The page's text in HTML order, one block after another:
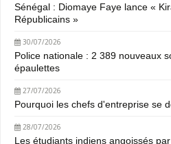
Sénégal : Diomaye Faye lance «
Républicains »
30/07/2026
Police nationale : 2 389 nouveaux
épaulettes
27/07/2026
Pourquoi les chefs d'entreprise se
28/07/2026
Les étudiants indiens angoissés